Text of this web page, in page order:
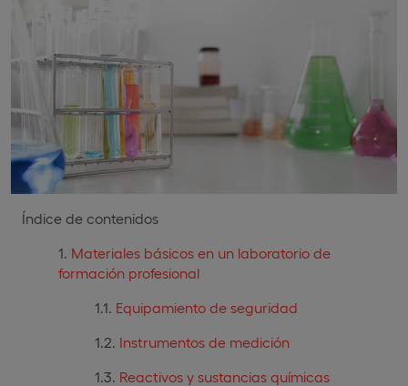
Índice de contenidos
Materiales básicos en un laboratorio de
formación profesional
Equipamiento de seguridad
Instrumentos de medición
Reactivos y sustancias químicas